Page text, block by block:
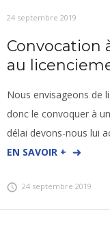
24 septembre 2019
Convocation
au
Nous envisageons de
donc le convoquer à
délai devons-nous lui
EN SAVOIR +
24 septembre 2019